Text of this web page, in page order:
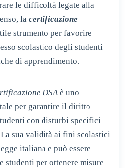
le difficoltà legate alla
la certificazione
strumento per favorire
scolastico degli studenti
di apprendimento.
DSA è uno
per garantire il diritto
con disturbi specifici
sua validità ai fini scolastici
italiana e può essere
studenti per ottenere misure